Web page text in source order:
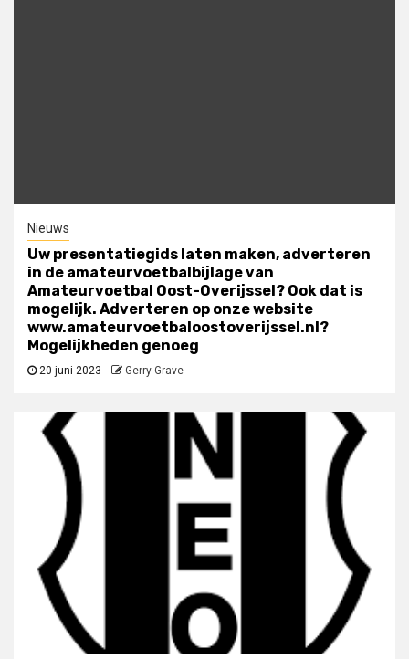
Nieuws
Uw presentatiegids laten maken, adverteren
in de amateurvoetbalbijlage van
Amateurvoetbal Oost-Overijssel? Ook dat is
mogelijk. Adverteren op onze website
www.amateurvoetbaloostoverijssel.nl?
Mogelijkheden genoeg
20 juni 2023 Gerry Grave